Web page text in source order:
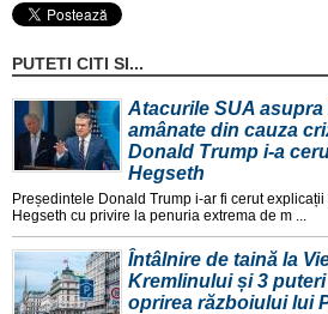
PUTETI CITI SI...
Atacurile SUA
amânate din cauza
Donald Trump i-a
Hegseth
Președintele Donald Trump i-ar fi cerut
Hegseth cu privire la penuria extrema de m ...
Întâlnire de taină la
Kremlinului și 3
oprirea războiului lui